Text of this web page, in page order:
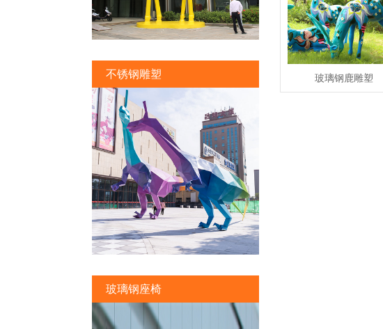
不锈钢雕塑
玻璃钢座椅
玻璃钢鹿雕塑